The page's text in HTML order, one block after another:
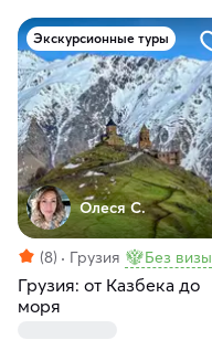
Экскурсионные туры
Олеся С.
(8) Грузия Без визы
Грузия: от Казбека до
моря